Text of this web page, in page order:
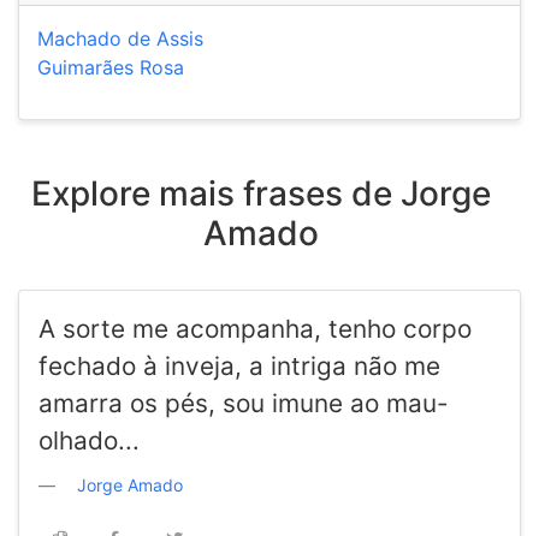
Machado de Assis
Guimarães Rosa
Explore mais frases de Jorge
Amado
A sorte me acompanha, tenho corpo
fechado à inveja, a intriga não me
amarra os pés, sou imune ao mau-
olhado...
Jorge Amado